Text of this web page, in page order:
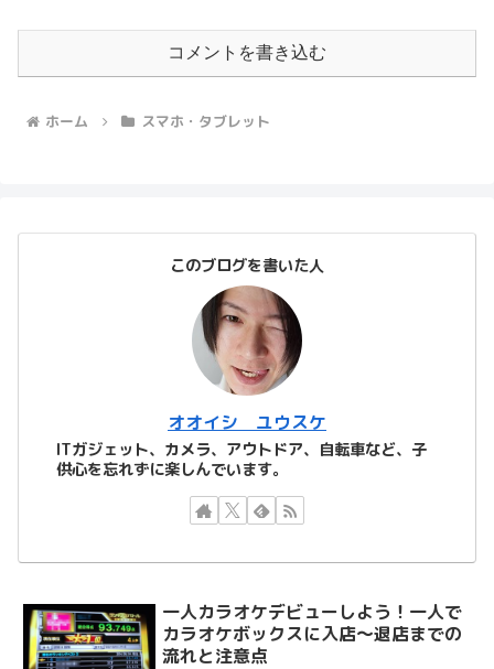
コメントを書き込む
ホーム スマホ・タブレット
このブログを書いた人
オオイシ ユウスケ
ITガジェット、カメラ、アウトドア、自転車など、子
供心を忘れずに楽しんでいます。
一人カラオケデビューしよう！一人で
カラオケボックスに入店～退店までの
流れと注意点